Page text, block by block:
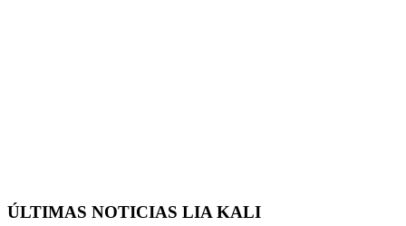
ÚLTIMAS NOTICIAS LIA KALI